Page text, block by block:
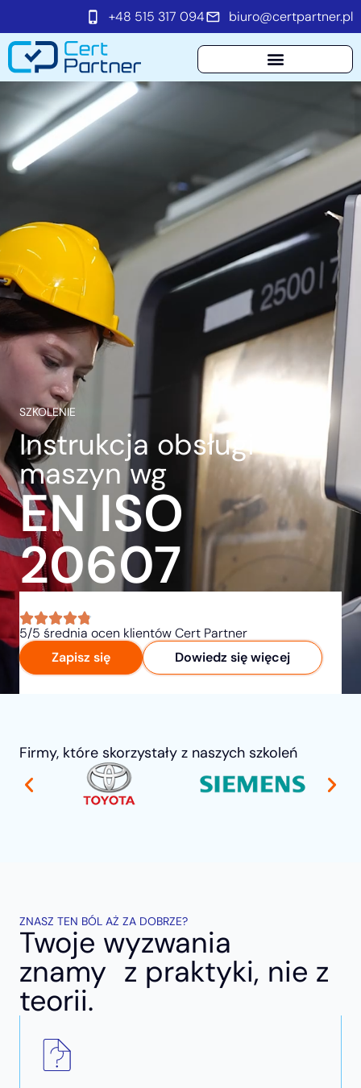
+48 515 317 094 biuro@certpartner.pl
SZKOLENIE
Instrukcja obsługi
maszyn wg
EN ISO
20607
5/5 średnia ocen klientów Cert Partner
Zapisz się
Dowiedz się więcej
Firmy, które skorzystały z naszych szkoleń
ZNASZ TEN BÓL AŻ ZA DOBRZE?
Twoje wyzwania
znamy z praktyki, nie z
teorii.